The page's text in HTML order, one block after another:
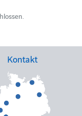
Kontakt